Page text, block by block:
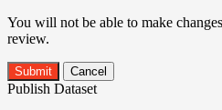
You will not be able to make
review.
Submit Cancel
Publish Dataset